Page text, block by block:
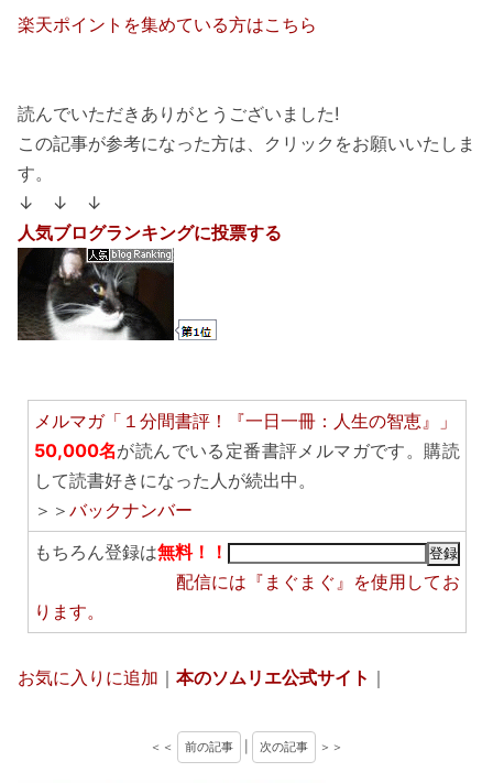
楽天ポイントを集めている方はこちら
読んでいただきありがとうございました!
この記事が参考になった方は、クリックをお願いいたしま
す。
↓ ↓ ↓
人気ブログランキングに投票する
メルマガ「１分間書評！『一日一冊：人生の智恵』」
50,000名が読んでいる定番書評メルマガです。購読
して読書好きになった人が続出中。
＞＞ バックナンバー
もちろん登録は無料！！
配信には 『まぐまぐ』 を使用してお
ります。
お気に入りに追加 ｜ 本のソムリエ公式サイト ｜
＜＜ 前の記事 次の記事 ＞＞